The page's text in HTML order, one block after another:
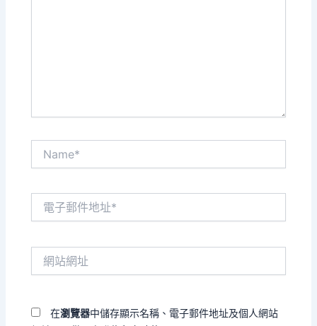
在瀏覽器中儲存顯示名稱、電子郵件地址及個人網站